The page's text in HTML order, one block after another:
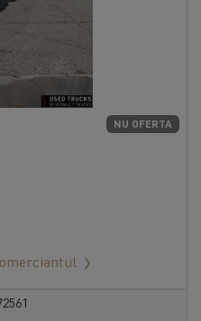
NU OFERTA